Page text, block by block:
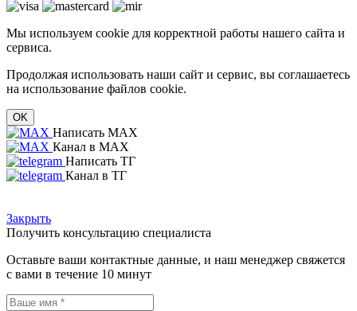
Мы используем cookie для корректной работы нашего сайта и
сервиса.
Продолжая использовать наши сайт и сервис, вы соглашаетесь
на использование файлов cookie.
OK
Написать MAX
Канал в MAX
Написать ТГ
Канал в ТГ
Закрыть
Получить консультацию специалиста
Оставьте ваши контактные данные, и наш менеджер свяжется
с вами в течение 10 минут